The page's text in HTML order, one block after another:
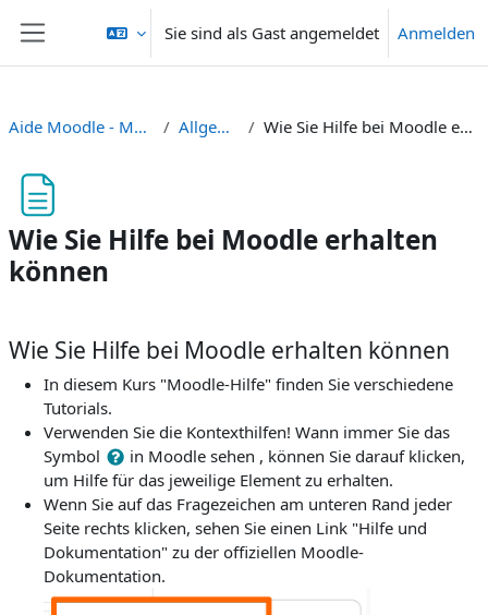
Website-Übersicht
Sie sind als Gast angemeldet Anmelden
Aide Moodle - Moodle Hilfe Allgemeines Wie Sie Hilfe bei Moodle erhalten können
Wie Sie Hilfe bei Moodle erhalten
können
Wie Sie Hilfe bei Moodle erhalten können
In diesem Kurs "Moodle-Hilfe" finden Sie verschiedene
Tutorials.
Verwenden Sie die Kontexthilfen! Wann immer Sie das
Symbol
in Moodle sehen , können Sie darauf klicken,
um Hilfe für das jeweilige Element zu erhalten.
Wenn Sie auf das Fragezeichen am unteren Rand jeder
Seite rechts klicken, sehen Sie einen Link "Hilfe und
Dokumentation" zu der offiziellen Moodle-
Dokumentation.